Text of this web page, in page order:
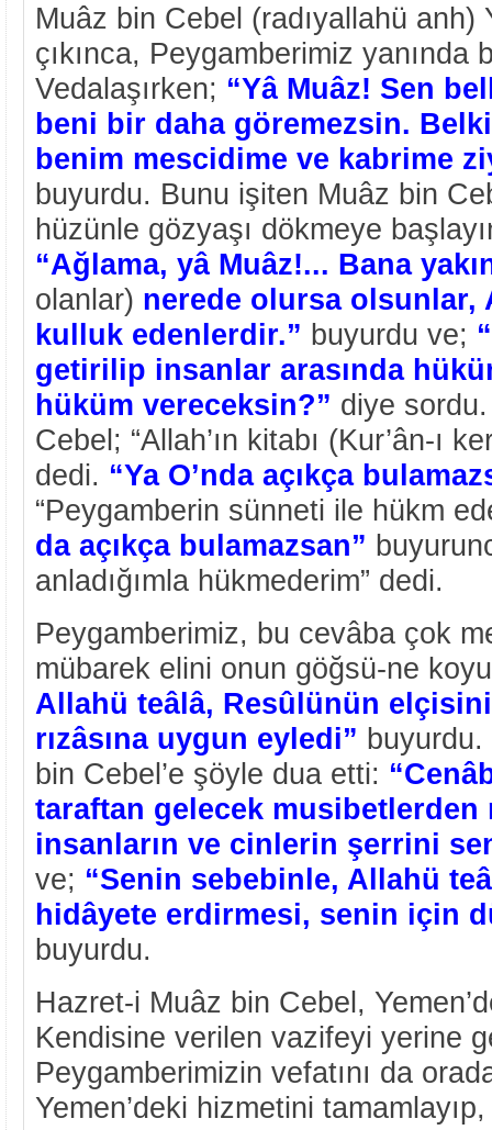
Muâz bin Cebel (radıyallahü anh)
çıkınca, Peygamberimiz yanında
Vedalaşırken; “Yâ Muâz! Sen
beni bir daha göremezsin.
benim mescidime ve kabrime
buyurdu. Bunu işiten Muâz bin
hüzünle gözyaşı dökmeye
“Ağlama, yâ Muâz!... Bana
olanlar) nerede olursa olsunlar,
kulluk edenlerdir.” buyurdu ve;
getirilip insanlar arasında
hüküm vereceksin?” diye
Cebel; “Allah’ın kitabı (Kur’ân-ı
dedi. “Ya O’nda açıkça
“Peygamberin sünneti ile hükm
da açıkça bulamazsan”
anladığımla hükmederim” dedi.
Peygamberimiz, bu cevâba çok
mübarek elini onun göğsü-ne
Allahü teâlâ, Resûlünün
rızâsına uygun eyledi”
bin Cebel’e şöyle dua etti:
taraftan gelecek
insanların ve cinlerin şerrini
ve; “Senin sebebinle, Allahü
hidâyete erdirmesi, senin için
buyurdu.
Hazret-i Muâz bin Cebel,
Kendisine verilen vazifeyi yerine
Peygamberimizin vefatını da
Yemen’deki hizmetini